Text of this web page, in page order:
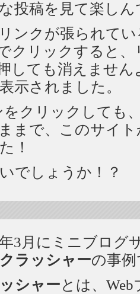
投稿を見て楽し
ンクが張られて
クリックすると
しても消えませ
示されました。
をクリックしても
まで、このサイ
！
でしょうか！？
3月にミニブログ
ラッシャーの事
シャーとは、